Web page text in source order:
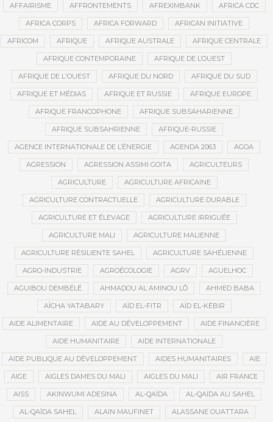
AFFAIRISME AFFRONTEMENTS AFREXIMBANK AFRICA CDC
AFRICA CORPS AFRICA FORWARD AFRICAN INITIATIVE
AFRICOM AFRIQUE AFRIQUE AUSTRALE AFRIQUE CENTRALE
AFRIQUE CONTEMPORAINE AFRIQUE DE L’OUEST
AFRIQUE DE L'OUEST AFRIQUE DU NORD AFRIQUE DU SUD
AFRIQUE ET MÉDIAS AFRIQUE ET RUSSIE AFRIQUE EUROPE
AFRIQUE FRANCOPHONE AFRIQUE SUBSAHARIENNE
AFRIQUE SUBSAHRIENNE AFRIQUE-RUSSIE
AGENCE INTERNATIONALE DE L’ÉNERGIE AGENDA 2063 AGOA
AGRESSION AGRESSION ASSIMI GOITA AGRICULTEURS
AGRICULTURE AGRICULTURE AFRICAINE
AGRICULTURE CONTRACTUELLE AGRICULTURE DURABLE
AGRICULTURE ET ÉLEVAGE AGRICULTURE IRRIGUÉE
AGRICULTURE MALI AGRICULTURE MALIENNE
AGRICULTURE RÉSILIENTE SAHEL AGRICULTURE SAHÉLIENNE
AGRO-INDUSTRIE AGROÉCOLOGIE AGRV AGUELHOC
AGUIBOU DEMBÉLÉ AHMADOU AL AMINOU LÔ AHMED BABA
AÏCHA YATABARY AÏD EL-FITR AÏD EL-KÉBIR
AIDE ALIMENTAIRE AIDE AU DÉVELOPPEMENT AIDE FINANCIÈRE
AIDE HUMANITAIRE AIDE INTERNATIONALE
AIDE PUBLIQUE AU DÉVELOPPEMENT AIDES HUMANITAIRES AIE
AIGE AIGLES DAMES DU MALI AIGLES DU MALI AIR FRANCE
AISS AKINWUMI ADESINA AL-QAÏDA AL-QAÏDA AU SAHEL
AL-QAÏDA SAHEL ALAIN MAUFINET ALASSANE OUATTARA